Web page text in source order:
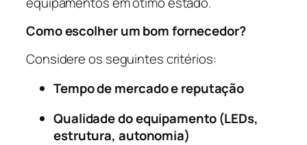
Como escolher um bom fornecedor?
Considere os seguintes critérios:
Tempo de mercado e reputação
Qualidade do equipamento (LEDs,
estrutura, autonomia)